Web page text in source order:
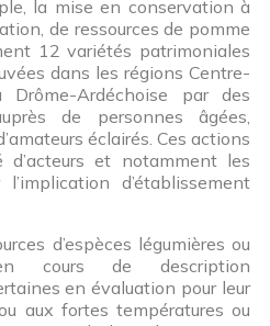
la mise en conservation à
de ressources de pomme
12 variétés patrimoniales
dans les régions Centre-
Ardéchoise par des
de personnes âgées,
éclairés. Ces actions
et notamment les
d’établissement
d’espèces légumières ou
cours de description
en évaluation pour leur
aux fortes températures ou